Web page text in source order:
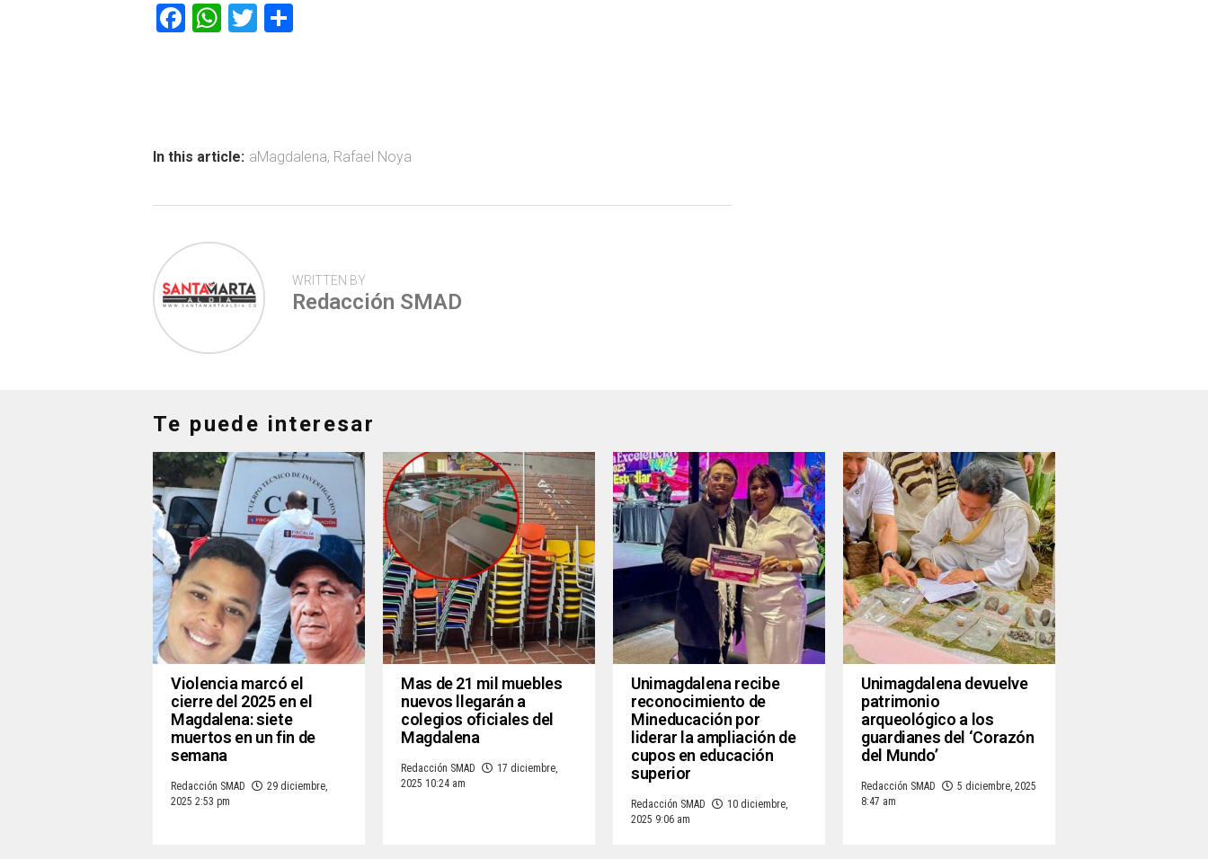
F
ok
W
p
T
tir
In this article: aMagdalena, Rafael Noya
WRITTEN BY
Redacción SMAD
Te puede interesar
Violencia marcó el
cierre del 2025 en el
Magdalena: siete
muertos en un fin de
semana
Redacción SMAD
29 diciembre,
2025 2:53 pm
Mas de 21 mil muebles
nuevos llegarán a
colegios oficiales del
Magdalena
Redacción SMAD
17 diciembre,
2025 10:24 am
Unimagdalena recibe
reconocimiento de
Mineducación por
liderar la ampliación de
cupos en educación
superior
Redacción SMAD
10 diciembre,
2025 9:06 am
Unimagdalena devuelve
patrimonio
arqueológico a los
guardianes del ‘Corazón
del Mundo’
Redacción SMAD
5 diciembre, 2025
8:47 am